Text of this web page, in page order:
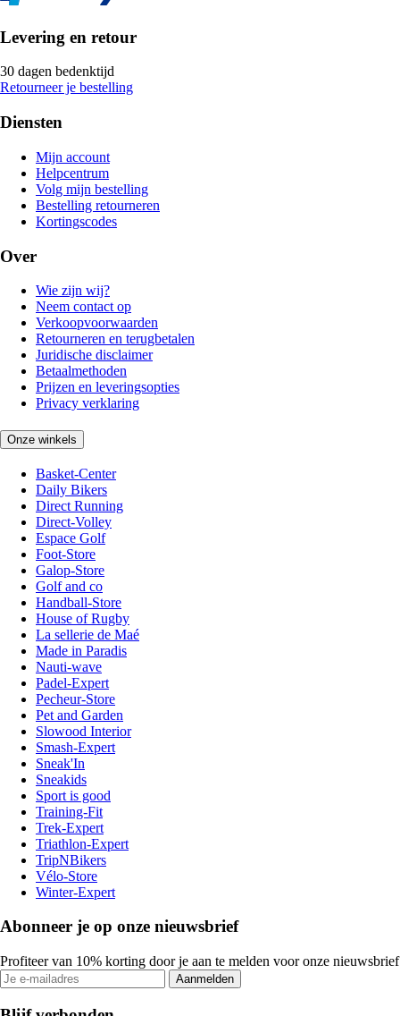
Levering en retour
30 dagen bedenktijd
Retourneer je bestelling
Diensten
Mijn account
Helpcentrum
Volg mijn bestelling
Bestelling retourneren
Kortingscodes
Over
Wie zijn wij?
Neem contact op
Verkoopvoorwaarden
Retourneren en terugbetalen
Juridische disclaimer
Betaalmethoden
Prijzen en leveringsopties
Privacy verklaring
Onze winkels
Basket-Center
Daily Bikers
Direct Running
Direct-Volley
Espace Golf
Foot-Store
Galop-Store
Golf and co
Handball-Store
House of Rugby
La sellerie de Maé
Made in Paradis
Nauti-wave
Padel-Expert
Pecheur-Store
Pet and Garden
Slowood Interior
Smash-Expert
Sneak'In
Sneakids
Sport is good
Training-Fit
Trek-Expert
Triathlon-Expert
TripNBikers
Vélo-Store
Winter-Expert
Abonneer je op onze nieuwsbrief
Profiteer van 10% korting door je aan te melden voor onze nieuwsbrief
Aanmelden